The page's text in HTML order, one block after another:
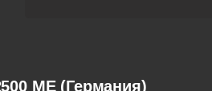
ME (Германия)